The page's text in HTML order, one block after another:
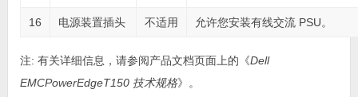
16 电源装置插头 不适用 允许您安装有线交流 PSU。
注: 有关详细信息，请参阅产品文档页面上的《Dell
EMCPowerEdgeT150 技术规格》。